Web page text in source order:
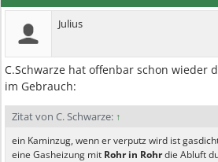
Julius
C.Schwarze hat offenbar schon wieder
im Gebrauch:
Zitat von C. Schwarze: ↑
ein Kaminzug, wenn er verputz wird ist
eine Gasheizung mit Rohr in Rohrdie Abluft